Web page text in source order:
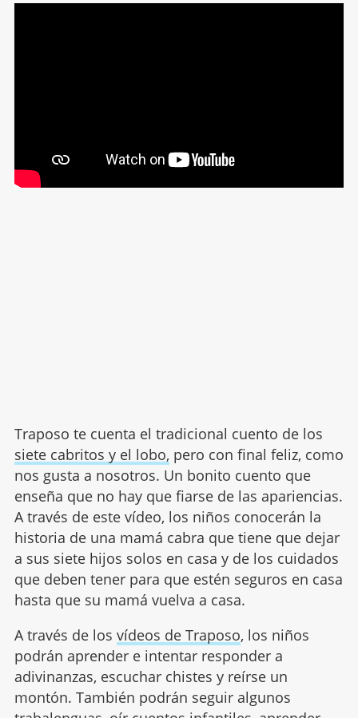
Traposo te cuenta el tradicional cuento de los
siete cabritos y el lobo, pero con final feliz, como
nos gusta a nosotros. Un bonito cuento que
enseña que no hay que fiarse de las apariencias.
A través de este vídeo, los niños conocerán la
historia de una mamá cabra que tiene que dejar
a sus siete hijos solos en casa y de los cuidados
que deben tener para que estén seguros en casa
hasta que su mamá vuelva a casa.
A través de los vídeos de Traposo, los niños
podrán aprender e intentar responder a
adivinanzas, escuchar chistes y reírse un
montón. También podrán seguir algunos